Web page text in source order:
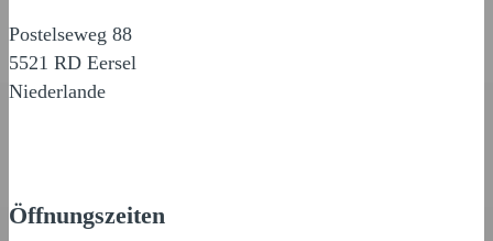
Postelseweg 88
5521 RD Eersel
Niederlande
Öffnungszeiten